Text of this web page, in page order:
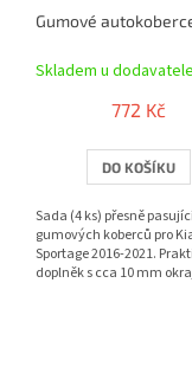
Gumové
Skladem u dodavatele
772 Kč
DO KOŠÍKU
Sada (4 ks) přesně
gumových koberců pro
Sportage 2016-2021.
doplněk s cca 10 mm